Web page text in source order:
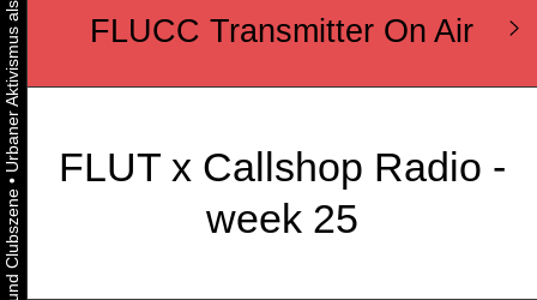
•
FLUCC Transmitter On Air
FLUT x Callshop Radio -
week 25